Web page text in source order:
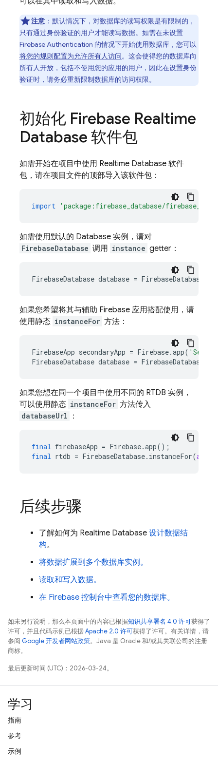
注意 ： 默认情况下，对数据库的读写权限是有限制的，
只有通过身份验证的用户才能读写数据。如需在未设置
Firebase Authentication 的情况下开始使用数据库，您可以
将您的规则配置为允许所有人访问。这会使得您的数据库向
所有人开放，包括不使用您的应用的用户，因此在设置身份
验证时，请务必重新限制数据库的访问权限。
初始化 Firebase Realtime
Database 软件包
如需开始在项目中使用 Realtime Database 软件
包，请在项目文件的顶部导入该软件包：
import 'package:firebase_database/
如需使用默认的 Database 实例，请对
FirebaseDatabase 调用 instance getter：
FirebaseDatabase database = FirebaseDatabase
如果您希望将其与辅助 Firebase 应用搭配使用，请
使用静态 instanceFor 方法：
FirebaseApp secondaryApp = Firebase.app(
FirebaseDatabase database = FirebaseDatabase
如果您想在同一个项目中使用不同的 RTDB 实例，
可以使用静态 instanceFor 方法传入
databaseUrl ：
final firebaseApp = Firebase.app();
final rtdb = FirebaseDatabase. instanceFor(app:
后续步骤
了解如何为 Realtime Database 设计数据结
构。
将数据扩展到多个数据库实例。
读取和写入数据。
在 Firebase 控制台中查看您的数据库。
如未另行说明，那么本页面中的内容已根据知识共享署名 4.0 许可获得了
许可，并且代码示例已根据Apache 2.0 许可获得了许可。有关详情，请
参阅 Google 开发者网站政策。Java 是 Oracle 和/或其关联公司的注册
商标。
最后更新时间 (UTC)：2026-03-24。
学习
指南
参考
示例